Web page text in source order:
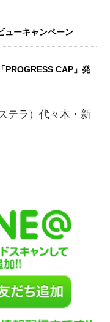
ューキャンペーン
PROGRESS CAP」発
テラ）代々木・新